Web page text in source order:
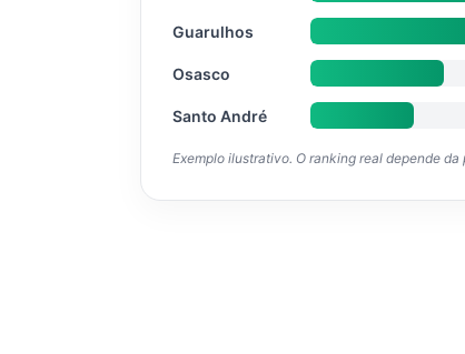
Guarulhos
Osasco
Santo André
Exemplo ilustrativo. O ranking real depende